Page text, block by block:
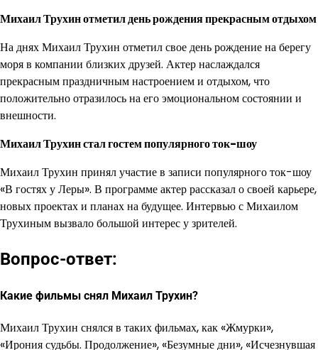
Михаил Трухин отметил день рождения прекрасным отдыхом
На днях Михаил Трухин отметил свое день рождение на берегу
моря в компании близких друзей. Актер наслаждался
прекрасным праздничным настроением и отдыхом, что
положительно отразилось на его эмоциональном состоянии и
внешности.
Михаил Трухин стал гостем популярного ток-шоу
Михаил Трухин принял участие в записи популярного ток-шоу
«В гостях у Леры». В программе актер рассказал о своей карьере,
новых проектах и планах на будущее. Интервью с Михаилом
Трухиным вызвало большой интерес у зрителей.
Вопрос-ответ:
Какие фильмы снял Михаил Трухин?
Михаил Трухин снялся в таких фильмах, как «Жмурки»,
«Ирония судьбы. Продолжение», «Безумные дни», «Исчезнувшая